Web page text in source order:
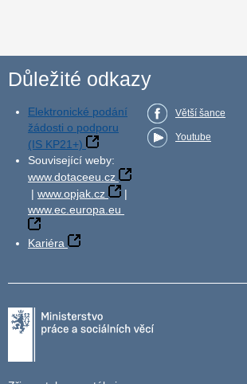
Důležité odkazy
Elektronické podání
žádosti o podporu
(IS KP21+)
Související weby:
www.dotaceeu.cz
| www.opjak.cz
|
www.ec.europa.eu
Kariéra
Větší šance
Youtube